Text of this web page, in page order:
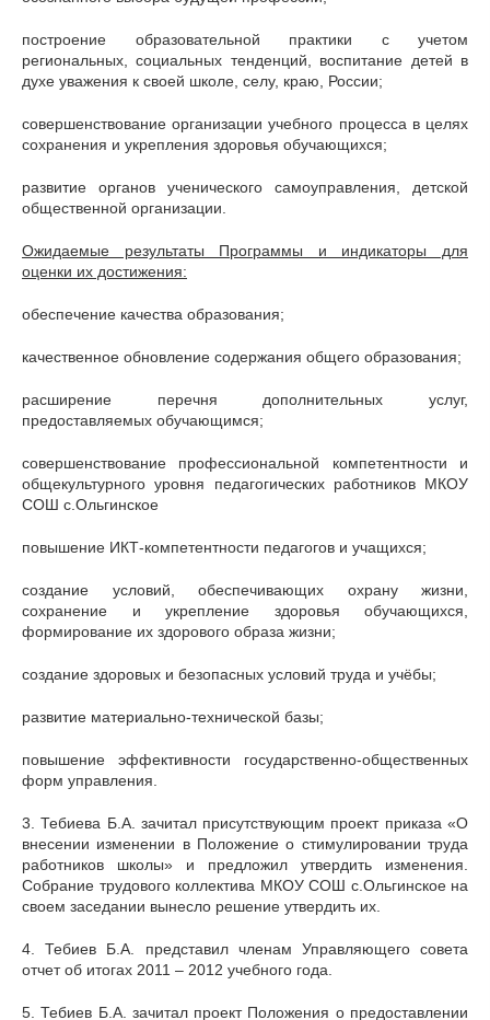
построение образовательной практики с учетом
региональных, социальных тенденций, воспитание детей в
духе уважения к своей школе, селу, краю, России;
совершенствование организации учебного процесса в целях
сохранения и укрепления здоровья обучающихся;
развитие органов ученического самоуправления, детской
общественной организации.
Ожидаемые результаты Программы и индикаторы для
оценки их достижения:
обеспечение качества образования;
качественное обновление содержания общего образования;
расширение перечня дополнительных услуг,
предоставляемых обучающимся;
совершенствование профессиональной компетентности и
общекультурного уровня педагогических работников МКОУ
СОШ с.Ольгинское
повышение ИКТ-компетентности педагогов и учащихся;
создание условий, обеспечивающих охрану жизни,
сохранение и укрепление здоровья обучающихся,
формирование их здорового образа жизни;
создание здоровых и безопасных условий труда и учёбы;
развитие материально-технической базы;
повышение эффективности государственно-общественных
форм управления.
3. Тебиева Б.А. зачитал присутствующим проект приказа «О
внесении изменении в Положение о стимулировании труда
работников школы» и предложил утвердить изменения.
Собрание трудового коллектива МКОУ СОШ с.Ольгинское на
своем заседании вынесло решение утвердить их.
4. Тебиев Б.А. представил членам Управляющего совета
отчет об итогах 2011 – 2012 учебного года.
5. Тебиев Б.А. зачитал проект Положения о предоставлении